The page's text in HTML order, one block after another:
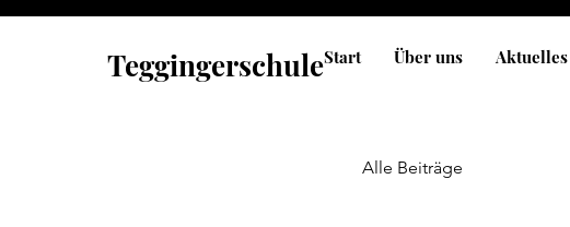
TeggingerschuleStart Über uns Aktuelles
Alle Beiträge